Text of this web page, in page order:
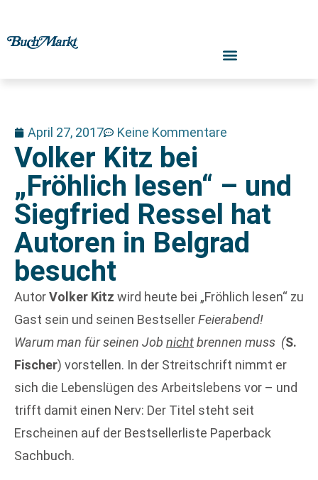
April 27, 2017 Keine Kommentare
Volker Kitz bei
„Fröhlich lesen“ – und
Siegfried Ressel hat
Autoren in Belgrad
besucht
AutorVolker Kitz wird heute bei „Fröhlich lesen“ zu
Gast sein und seinen BestsellerFeierabend!
Warum man für seinen Job nichtbrennen muss (S.
Fischer) vorstellen. In der Streitschrift nimmt er
sich die Lebenslügen des Arbeitslebens vor – und
trifft damit einen Nerv: Der Titel steht seit
Erscheinen auf der Bestsellerliste Paperback
Sachbuch.